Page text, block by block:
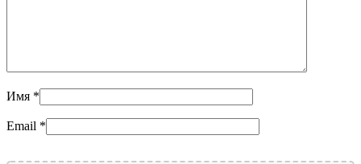
Имя *
Email *